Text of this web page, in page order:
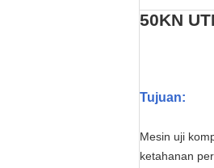
50KN
Tujuan:
Mesin uji
ketahanan